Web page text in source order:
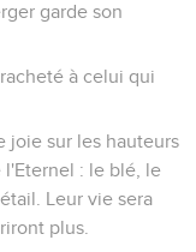
garde son
à celui qui
joie sur les hauteurs
l'Eternel : le blé, le
Leur vie sera
plus.